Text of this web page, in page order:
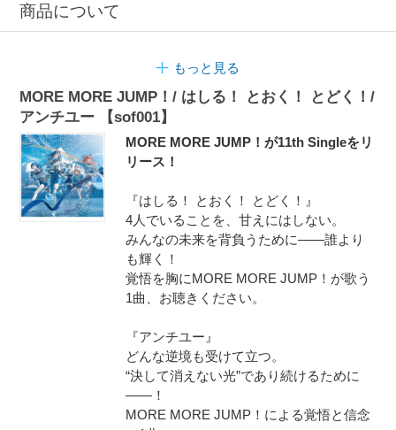
商品について
もっと見る
MORE MORE JUMP！/ はしる！ とおく！ とどく！/
アンチユー 【sof001】
MORE MORE JUMP！が11th Singleをリ
リース！
『はしる！ とおく！ とどく！』
4人でいることを、甘えにはしない。
みんなの未来を背負うために――誰より
も輝く！
覚悟を胸にMORE MORE JUMP！が歌う
1曲、お聴きください。
『アンチユー』
どんな逆境も受けて立つ。
“決して消えない光”であり続けるために
――！
MORE MORE JUMP！による覚悟と信念